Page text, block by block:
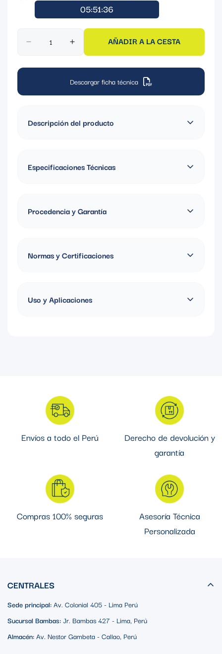
05:51:36
AÑADIR A LA CESTA
Descargar ficha técnica
Descripción del producto
ESPESOR 2.00MM, CARGA 1600KG
Especificaciones Técnicas
Procedencia y Garantía
Normas y Certificaciones
Uso y Aplicaciones
Envíos a todo el Perú
Derecho de devolución y
garantía
Compras 100% seguras
Asesoría Técnica
Personalizada
CENTRALES
Sede principal:Av. Colonial 405 - Lima Perú
Sucursal Bambas:Jr. Bambas 427 - Lima, Perú
Almacén:Av. Nestor Gambeta - Callao, Perú